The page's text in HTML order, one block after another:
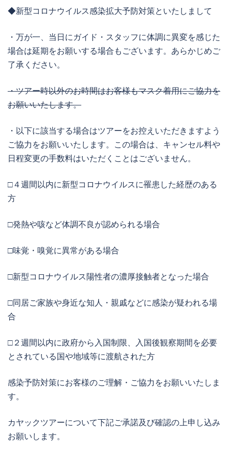
◆新型コロナウイルス感染拡大予防対策といたしまして
・万が一、当日にガイド・スタッフに体調に異変を感じた
場合は延期をお願いする場合もございます。あらかじめご
了承ください。
・ツアー時以外のお時間はお客様もマスク着用にご協力を
お願いいたします。
・以下に該当する場合はツアーをお控えいただきますよう
ご協力をお願いいたします。この場合は、キャンセル料や
日程変更の手数料はいただくことはございません。
□４週間以内に新型コロナウイルスに罹患した経歴のある
方
□発熱や咳など体調不良が認められる場合
□味覚・嗅覚に異常がある場合
□新型コロナウイルス陽性者の濃厚接触者となった場合
□同居ご家族や身近な知人・親戚などに感染が疑われる場
合
□２週間以内に政府から入国制限、入国後観察期間を必要
とされている国や地域等に渡航された方
感染予防対策にお客様のご理解・ご協力をお願いいたしま
す。
カヤックツアーについて下記ご承諾及び確認の上申し込み
お願いします。